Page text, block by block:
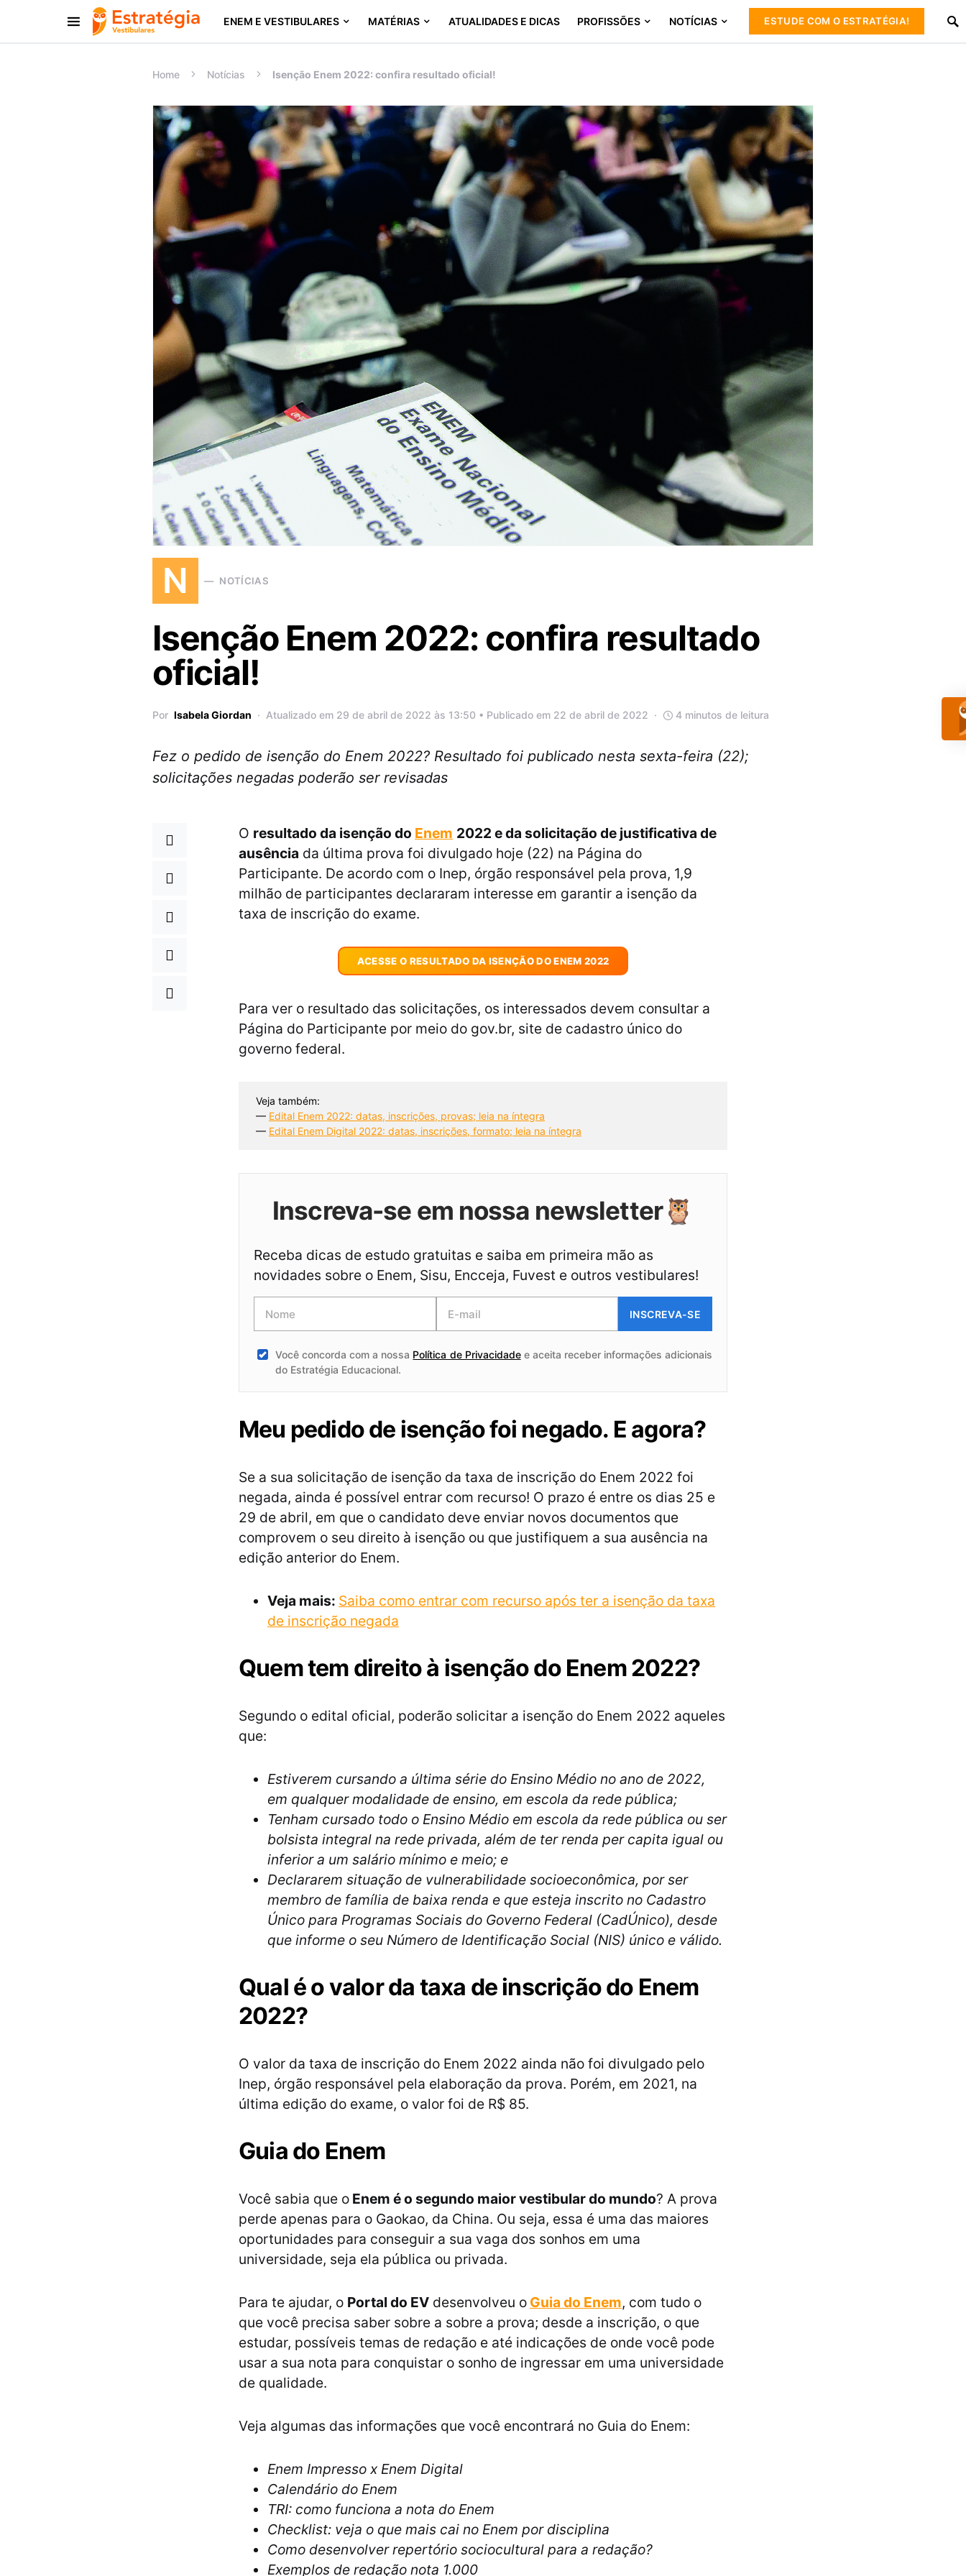
ENEM E VESTIBULARES MATÉRIAS ATUALIDADES E DICAS PROFISSÕES NOTÍCIAS ESTUDE COM O ESTRATÉGIA!
Procurar:
Home Notícias Isenção Enem 2022: confira resultado oficial!
N NOTÍCIAS
Isenção Enem 2022: confira resultado
oficial!
Por Isabela Giordan Atualizado em 29 de abril de 2022 às 13:50 • Publicado em 22 de abril de 2022 4 minutos de leitura
Fez o pedido de isenção do Enem 2022? Resultado foi publicado nesta sexta-feira (22);
solicitações negadas poderão ser revisadas
O resultado da isenção do Enem 2022 e da solicitação de justificativa de
ausência da última prova foi divulgado hoje (22) na Página do
Participante. De acordo com o Inep, órgão responsável pela prova, 1,9
milhão de participantes declararam interesse em garantir a isenção da
taxa de inscrição do exame.
ACESSE O RESULTADO DA ISENÇÃO DO ENEM 2022
Para ver o resultado das solicitações, os interessados devem consultar a
Página do Participante por meio do gov.br, site de cadastro único do
governo federal.
Veja também:
— Edital Enem 2022: datas, inscrições, provas; leia na íntegra
— Edital Enem Digital 2022: datas, inscrições, formato; leia na íntegra
Inscreva-se em nossa newsletter🦉
Receba dicas de estudo gratuitas e saiba em primeira mão as
novidades sobre o Enem, Sisu, Encceja, Fuvest e outros vestibulares!
INSCREVA-SE
Você concorda com a nossa Política de Privacidadee aceita receber informações adicionais
do Estratégia Educacional.
Meu pedido de isenção foi negado. E agora?
Se a sua solicitação de isenção da taxa de inscrição do Enem 2022 foi
negada, ainda é possível entrar com recurso! O prazo é entre os dias 25 e
29 de abril, em que o candidato deve enviar novos documentos que
comprovem o seu direito à isenção ou que justifiquem a sua ausência na
edição anterior do Enem.
Veja mais: Saiba como entrar com recurso após ter a isenção da taxa
de inscrição negada
Quem tem direito à isenção do Enem 2022?
Segundo o edital oficial, poderão solicitar a isenção do Enem 2022 aqueles
que:
Estiverem cursando a última série do Ensino Médio no ano de 2022,
em qualquer modalidade de ensino, em escola da rede pública;
Tenham cursado todo o Ensino Médio em escola da rede pública ou ser
bolsista integral na rede privada, além de ter renda per capita igual ou
inferior a um salário mínimo e meio; e
Declararem situação de vulnerabilidade socioeconômica, por ser
membro de família de baixa renda e que esteja inscrito no Cadastro
Único para Programas Sociais do Governo Federal (CadÚnico), desde
que informe o seu Número de Identificação Social (NIS) único e válido.
Qual é o valor da taxa de inscrição do Enem
2022?
O valor da taxa de inscrição do Enem 2022 ainda não foi divulgado pelo
Inep, órgão responsável pela elaboração da prova. Porém, em 2021, na
última edição do exame, o valor foi de R$ 85.
Guia do Enem
Você sabia que o Enem é o segundo maior vestibular do mundo? A prova
perde apenas para o Gaokao, da China. Ou seja, essa é uma das maiores
oportunidades para conseguir a sua vaga dos sonhos em uma
universidade, seja ela pública ou privada.
Para te ajudar, o Portal do EV desenvolveu o Guia do Enem, com tudo o
que você precisa saber sobre a sobre a prova; desde a inscrição, o que
estudar, possíveis temas de redação e até indicações de onde você pode
usar a sua nota para conquistar o sonho de ingressar em uma universidade
de qualidade.
Veja algumas das informações que você encontrará no Guia do Enem:
Enem Impresso x Enem Digital
Calendário do Enem
TRI: como funciona a nota do Enem
Checklist: veja o que mais cai no Enem por disciplina
Como desenvolver repertório sociocultural para a redação?
Exemplos de redação nota 1.000